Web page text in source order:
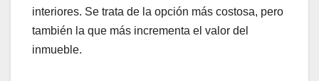
interiores. Se trata de la opción más costosa, pero
también la que más incrementa el valor del
inmueble.